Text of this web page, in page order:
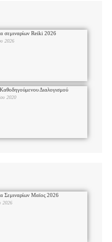
σεμιναρίων Reiki 2026
2026
Καθοδηγούμενου Διαλογισμού
2020
Σεμιναρίων Μαϊος 2026
2026